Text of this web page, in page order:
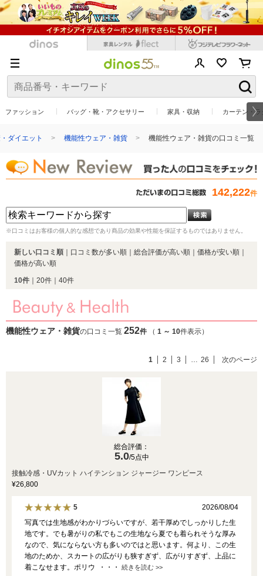
ファッション バッグ・靴・アクセサリー 家具・収納 カーテン・
ダイエット 機能性ウェア・雑貨 機能性ウェア・雑貨の口コミ一覧
142,222件
※口コミはお客様の個人的な感想であり商品の効果や性能を保証するものではありません。
新しい口コミ順 口コミ数が多い順 総合評価が高い順 価格が安い順
価格が高い順
10件 20件 40件
機能性ウェア・雑貨の口コミ一覧 252件 （ 1 ～ 10件表示）
1 2 3 … 26 次のページ
総合評価：
5.0/5点中
接触冷感・UVカット ハイテンション ジャージー ワンピース
¥26,800
5
2026/08/04
写真では生地感がわかりづらいですが、若干厚めでしっかりした生
地です。でも暑がりの私でもこの生地なら夏でも着られそうな厚み
なので、気にならない方も多いのではと思います。何より、この生
地のためか、スカートの広がりも狭すぎず、広がりすぎず、上品に
着こなせます。ポリウ ・・・
続きを読む >>